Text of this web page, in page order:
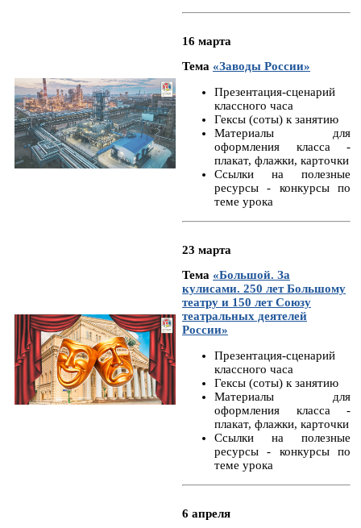
16 марта
Тема «Заводы России»
Презентация-сценарий
классного часа
Гексы (соты) к занятию
Материалы для
оформления класса -
плакат, флажки, карточки
Ссылки на полезные
ресурсы - конкурсы по
теме урока
23 марта
Тема «Большой. За
кулисами. 250 лет Большому
театру и 150 лет Союзу
театральных деятелей
России»
Презентация-сценарий
классного часа
Гексы (соты) к занятию
Материалы для
оформления класса -
плакат, флажки, карточки
Ссылки на полезные
ресурсы - конкурсы по
теме урока
6 апреля